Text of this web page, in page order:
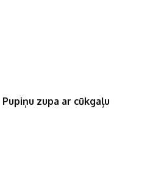
Pupiņu zupa ar cūkgaļu